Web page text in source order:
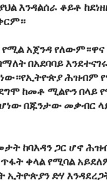
እንዳልሰራ ቆይቶ
አጀንዳ
በአደባባይ
ነው።የኢትዮጵያ
ከመቶ ሚልዮን በላይ
በጁንታው መቃብር
ከባእዳን ጋር ሆኖ
ቀላል የሚባል
ኢትዮጵያን ድሃ